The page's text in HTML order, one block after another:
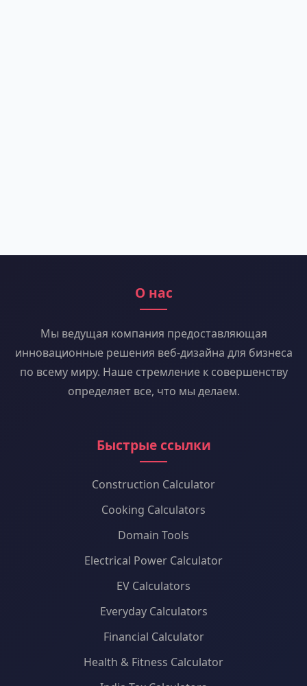
О нас
Мы ведущая компания предоставляющая
инновационные решения веб-дизайна для бизнеса
по всему миру. Наше стремление к совершенству
определяет все, что мы делаем.
Быстрые ссылки
Construction Calculator
Cooking Calculators
Domain Tools
Electrical Power Calculator
EV Calculators
Everyday Calculators
Financial Calculator
Health & Fitness Calculator